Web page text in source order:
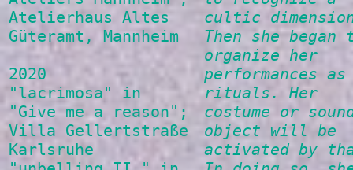
Atelierhaus Altes
Güteramt, Mannheim
2020
"lacrimosa" in
"Give me a reason";
Villa Gellertstraße
Karlsruhe
cultic
Then she began
organize her
performances as
rituals. Her
costume or
object will be
activated by